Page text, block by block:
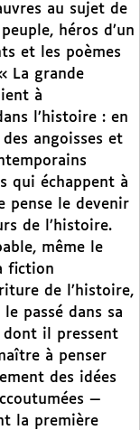
au sujet de
héros d’un
et les poèmes
La grande
à
l’histoire : en
angoisses et
qui échappent à
pense le devenir
de l’histoire.
même le
fiction
de l’histoire,
passé dans sa
il pressent
à penser
des idées
—
la première